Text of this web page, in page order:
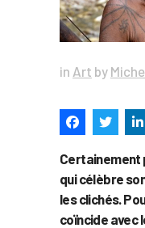
in Art by
Certainement
qui célèbre
les clichés.
coïncide avec